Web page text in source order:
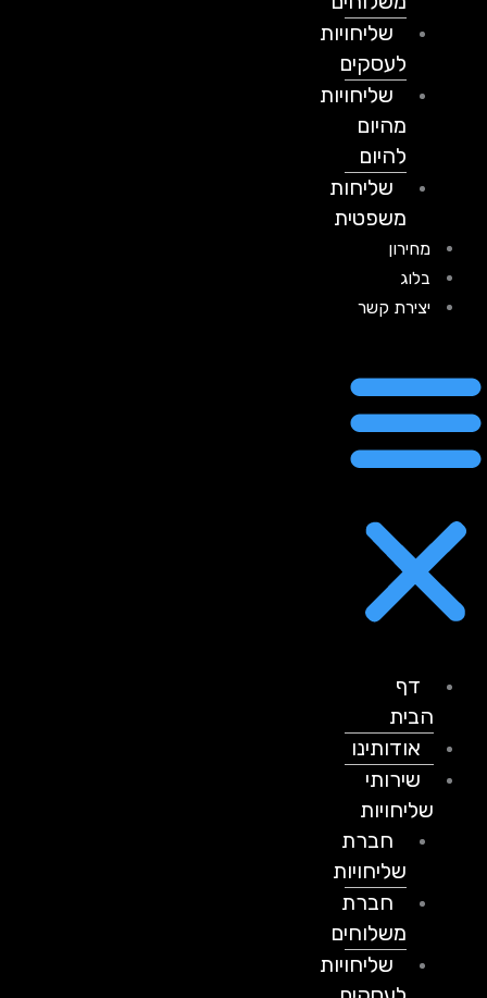
שליחויות
לעסקים
שליחויות
מהיום
להיום
שליחות
משפטית
מחירון
בלוג
יצירת קשר
דף
הבית
אודותינו
שירותי
שליחויות
חברת
שליחויות
חברת
משלוחים
שליחויות